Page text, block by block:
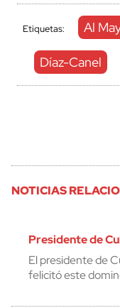
Etiquetas: Al
Díaz-Canel
NOTICIAS
Presidente de
El presidente de
felicitó este